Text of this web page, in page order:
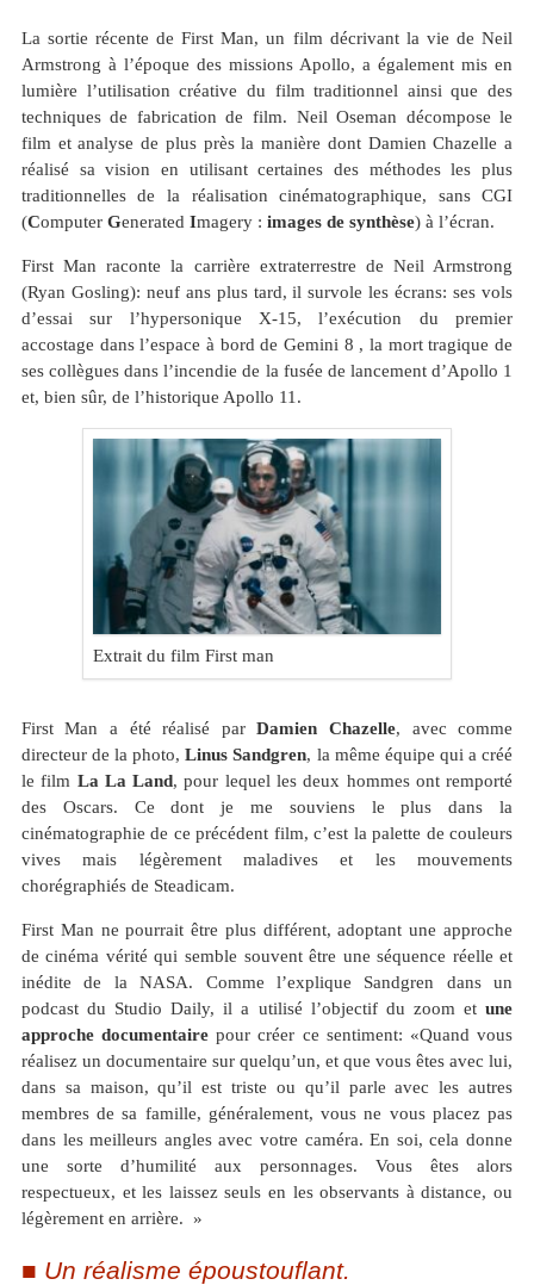
La sortie récente de First Man, un film décrivant la vie de Neil
Armstrong à l’époque des missions Apollo, a également mis en
lumière l’utilisation créative du film traditionnel ainsi que des
techniques de fabrication de film. Neil Oseman décompose le
film et analyse de plus près la manière dont Damien Chazelle a
réalisé sa vision en utilisant certaines des méthodes les plus
traditionnelles de la réalisation cinématographique, sans CGI
(Computer Generated Imagery : images de synthèse) à l’écran.
First Man raconte la carrière extraterrestre de Neil Armstrong
(Ryan Gosling): neuf ans plus tard, il survole les écrans: ses vols
d’essai sur l’hypersonique X-15, l’exécution du premier
accostage dans l’espace à bord de Gemini 8 , la mort tragique de
ses collègues dans l’incendie de la fusée de lancement d’Apollo 1
et, bien sûr, de l’historique Apollo 11.
Extrait du film First man
First Man a été réalisé parDamien Chazelle, avec comme
directeur de la photo,Linus Sandgren, la même équipe qui a créé
le film La La Land, pour lequel les deux hommes ont remporté
des Oscars. Ce dont je me souviens le plus dans la
cinématographie de ce précédent film, c’est la palette de couleurs
vives mais légèrement maladives et les mouvements
chorégraphiés de Steadicam.
First Man ne pourrait être plus différent, adoptant une approche
de cinéma vérité qui semble souvent être une séquence réelle et
inédite de la NASA. Comme l’explique Sandgren dans un
podcast du Studio Daily, il a utilisé l’objectif du zoom etune
approche documentaire pour créer ce sentiment: «Quand vous
réalisez un documentaire sur quelqu’un, et que vous êtes avec lui,
dans sa maison, qu’il est triste ou qu’il parle avec les autres
membres de sa famille, généralement, vous ne vous placez pas
dans les meilleurs angles avec votre caméra. En soi, cela donne
une sorte d’humilité aux personnages. Vous êtes alors
respectueux, et les laissez seuls en les observants à distance, ou
légèrement en arrière. »
Un réalisme époustouflant.